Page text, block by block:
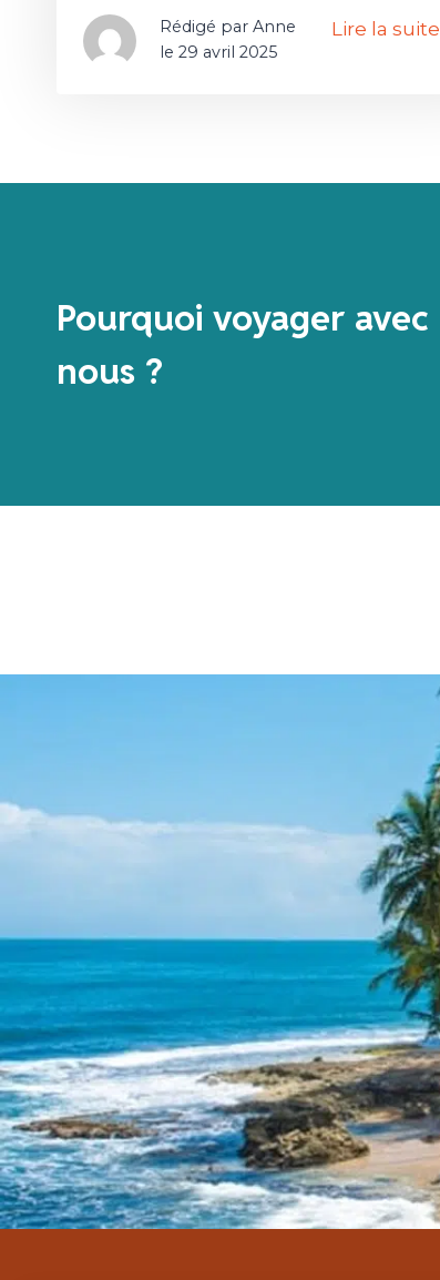
Rédigé par Anne
le 29 avril 2025
Lire la suite
Pourquoi voyager avec
nous ?